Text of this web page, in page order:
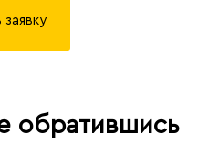
обратившись